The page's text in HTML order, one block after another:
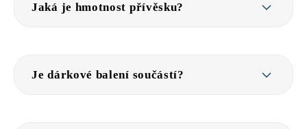
Jaká je hmotnost přívěsku?
Je dárkové balení součástí?